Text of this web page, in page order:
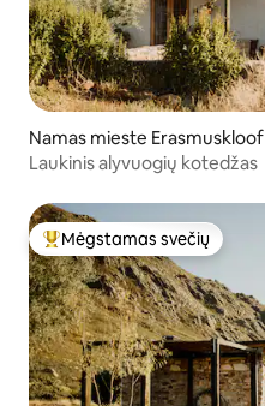
Namas mieste Erasmuskloof
Laukinis alyvuogių kotedžas
Svečių mėgstamiausias
Mėgstamas svečių